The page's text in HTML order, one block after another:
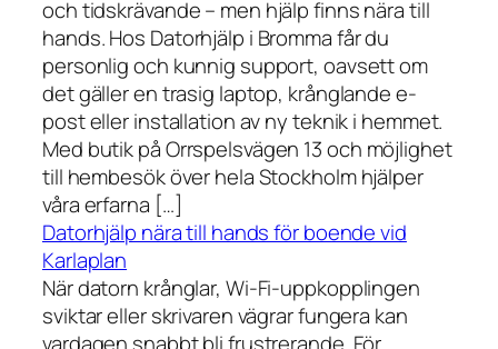
och tidskrävande – men hjälp finns nära till
hands. Hos Datorhjälp i Bromma får du
personlig och kunnig support, oavsett om
det gäller en trasig laptop, krånglande e-
post eller installation av ny teknik i hemmet.
Med butik på Orrspelsvägen 13 och möjlighet
till hembesök över hela Stockholm hjälper
våra erfarna […]
Datorhjälp nära till hands för boende vid
Karlaplan
När datorn krånglar, Wi-Fi-uppkopplingen
sviktar eller skrivaren vägrar fungera kan